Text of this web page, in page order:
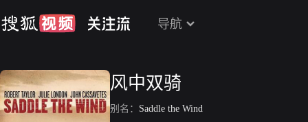
导航
风中双骑
别名： Saddle the Wind